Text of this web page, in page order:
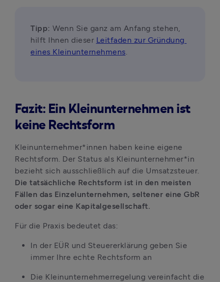
Tipp: Wenn Sie ganz am Anfang stehen,
hilft Ihnen dieser Leitfaden zur Gründung
eines Kleinunternehmens.
Fazit: Ein Kleinunternehmen ist
keine Rechtsform
Kleinunternehmer*innen haben keine eigene
Rechtsform. Der Status als Kleinunternehmer*in
Die tatsächliche Rechtsform ist in den meisten
Fällen das Einzelunternehmen, seltener eine GbR
oder sogar eine Kapitalgesellschaft.
Für die Praxis bedeutet das:
In der EÜR und Steuererklärung geben Sie
immer Ihre echte Rechtsform an
Die Kleinunternehmerregelung vereinfacht die